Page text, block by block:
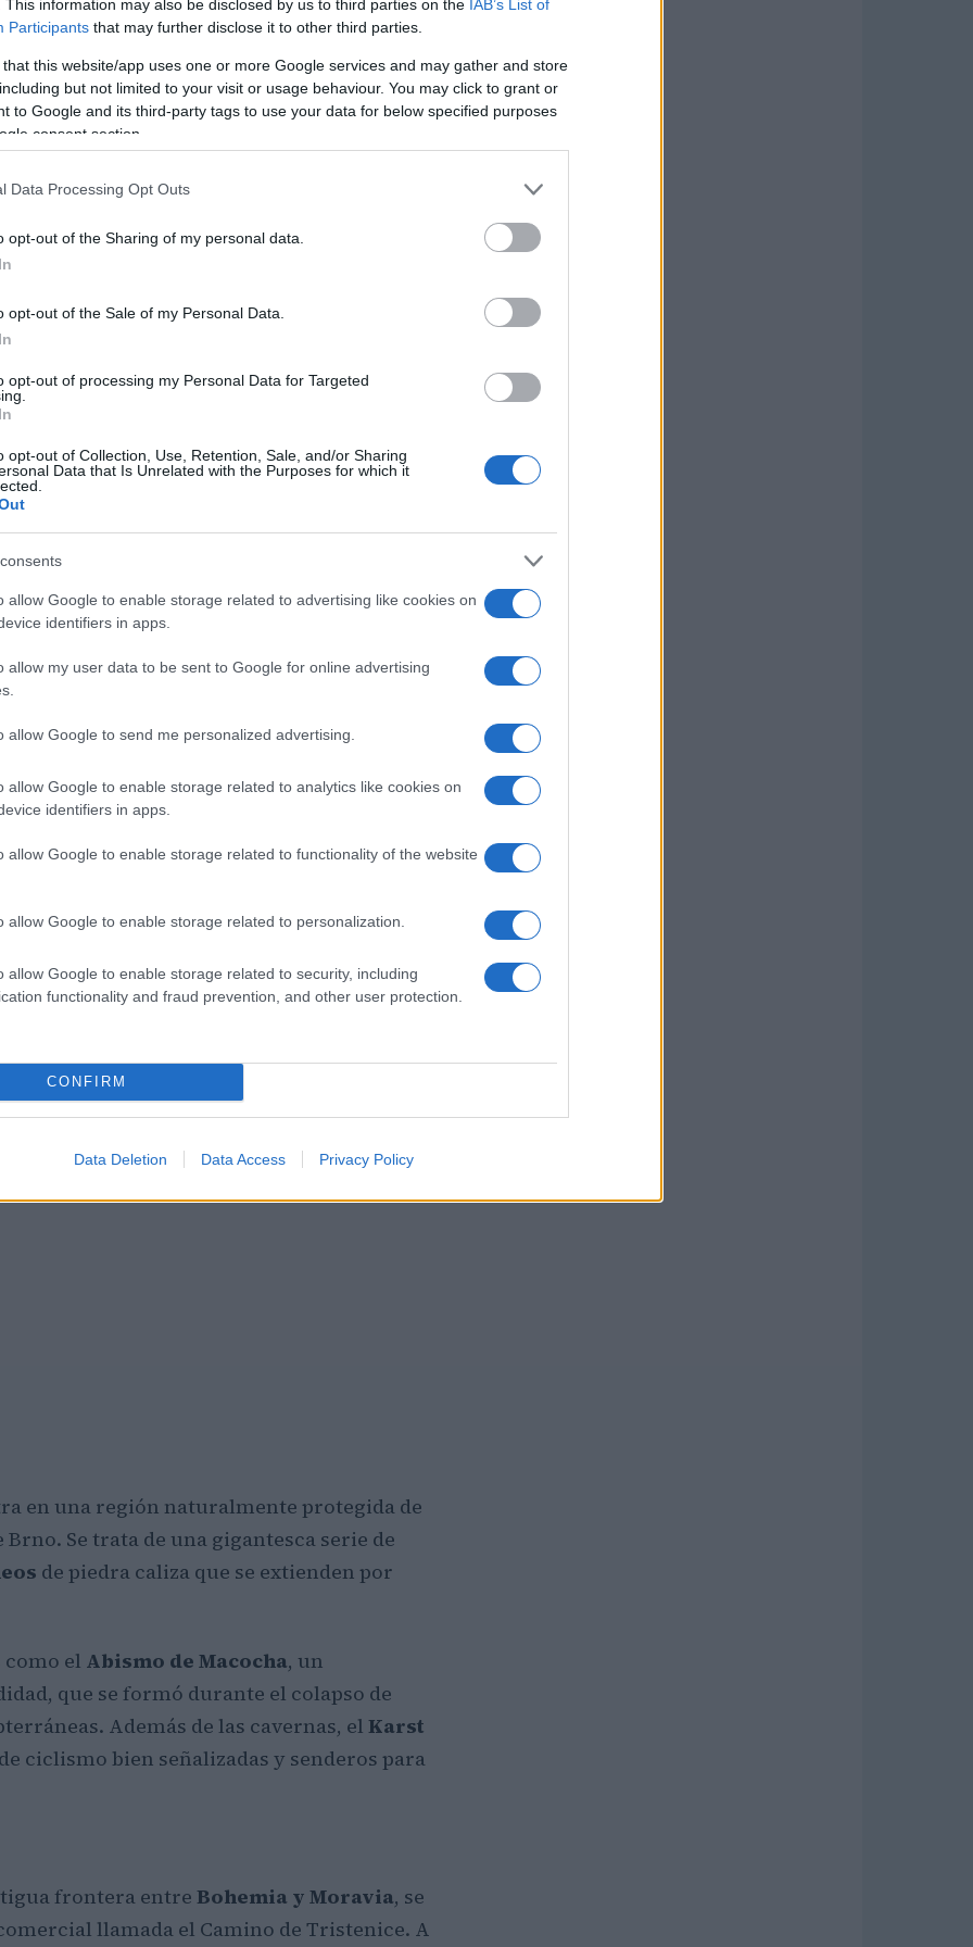
This information may also be disclosed by us to third parties on the IAB’s List of
Participants that may further disclose it to other third parties.
that this website/app uses one or more Google services and may gather and store
but not limited to your visit or usage behaviour. You may click to grant or
to Google and its third-party tags to use your data for below specified purposes
consent section.
Data Processing Opt Outs
opt-out of the Sharing of my personal data.
opt-out of the Sale of my Personal Data.
opt-out of processing my Personal Data for Targeted
opt-out of Collection, Use, Retention, Sale, and/or Sharing
Data that Is Unrelated with the Purposes for which it
allow Google to enable storage related to advertising like cookies on
identifiers in apps.
allow my user data to be sent to Google for online advertising
allow Google to send me personalized advertising.
allow Google to enable storage related to analytics like cookies on
identifiers in apps.
allow Google to enable storage related to functionality of the website
allow Google to enable storage related to personalization.
allow Google to enable storage related to security, including
functionality and fraud prevention, and other user protection.
CONFIRM
Data Deletion Data Access Privacy Policy
arquitectónicas a lo largo del
que quieren encontrar la mejor oferta, y la
por las exigencias del turismo.
en un mundo de cuento de hadas de la
lugares para visitar en la República
cuarta más grande de la República Checa, y
y el nombre de la
cerveza Pilsner
renacentista son visitas obligadas.
sede de fábricas de cerveza como
de Bohemia Occidental, la
en una región naturalmente protegida de
Se trata de una gigantesca serie de
de piedra caliza que se extienden por
el Abismo de Macocha, un
que se formó durante el colapso de
Además de las cavernas, elKarst
ciclismo bien señalizadas y senderos para
frontera entre Bohemia y Moravia, se
llamada el Camino de Tristenice. A